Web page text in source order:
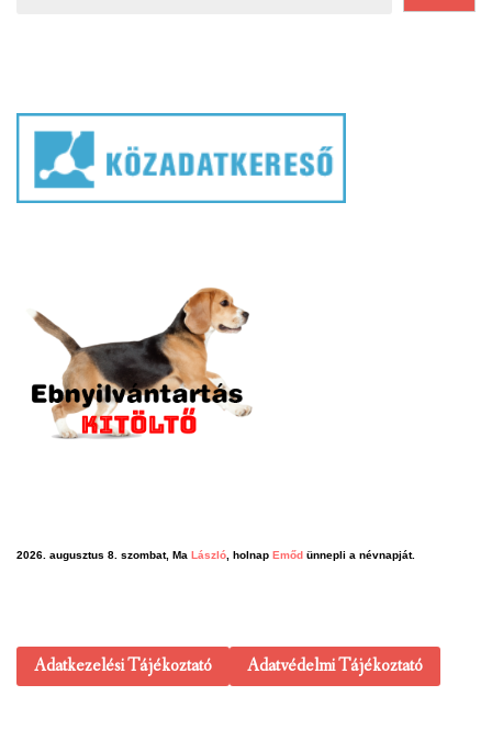
2026. augusztus 8. szombat, Ma László, holnap Emőd ünnepli a névnapját.
Adatkezelési Tájékoztató Adatvédelmi Tájékoztató